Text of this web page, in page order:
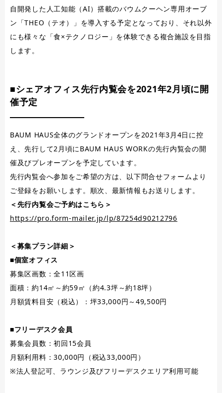
自開発した人工知能（AI）搭載のバウムクーヘン専用オーブ
ン「THEO（テオ）」を導入する予定となっており、それ以外
にも様々な「食×テクノロジー」を体験できる複合施設を目指
します。
■シェアオフィス先行内覧会を2021年2月頃に開
催予定
BAUM HAUS全体のグランドオープンを2021年3月4日に控
え、先行して2月頃にBAUM HAUS WORKの先行内覧会の開
催及びプレオープンを予定しています。
先行内覧会へ参加をご希望の方は、以下問合せフォームより
ご登録をお願いします。順次、最新情報もお送りします。
＜先行内覧会ご予約はこちら＞
https://pro.form-mailer.jp/lp/87254d90212796
＜募集プラン詳細＞
■個室オフィス
募集区画数：全11区画
面積：約14㎡～約59㎡（約4.3坪～約18坪）
月額賃料目安（税込）：坪33,000円～49,500円
■フリーデスク会員
募集会員数：初回15会員
月額利用料：30,000円（税込33,000円）
※法人登記可、ラウンジ及びフリーデスクエリア利用可能